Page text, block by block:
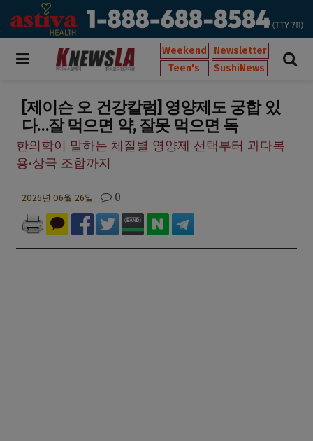
Weekend
Newsletter
Teen's
SushiNews
[제이슨 오 건강칼럼] 영양제도 궁합 있
다…잘 먹으면 약, 잘못 먹으면 독
한의학이 말하는 체질별 영양제 선택부터 과다복
용·상극 조합까지
2026년 06월 26일 0